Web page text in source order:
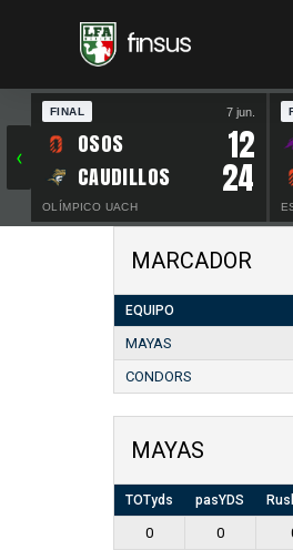
‹
FINAL 7 jun.
OSOS 12
CAUDILLOS 24
OLÍMPICO UACH
MARCADOR
EQUIPO
MAYAS
CONDORS
MAYAS
TOTyds pasYDS
0 0